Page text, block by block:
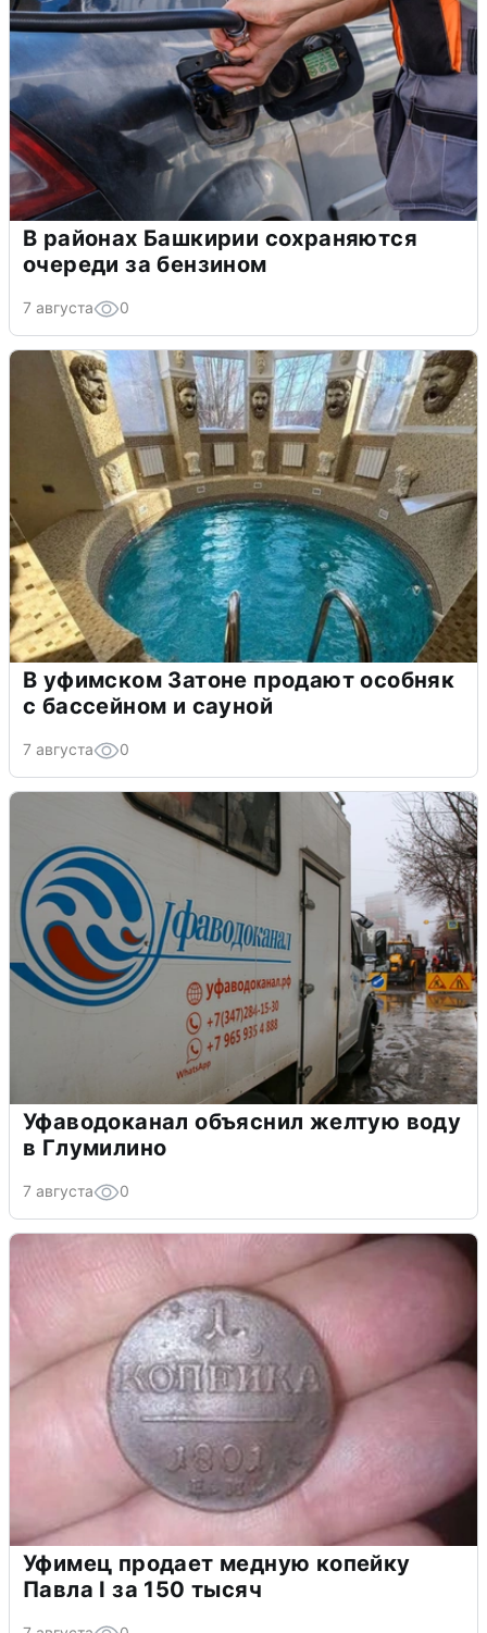
В районах Башкирии сохраняются
очереди за бензином
7 августа 0
В уфимском Затоне продают особняк
с бассейном и сауной
7 августа 0
Уфаводоканал объяснил желтую воду
в Глумилино
7 августа 0
Уфимец продает медную копейку
Павла I за 150 тысяч